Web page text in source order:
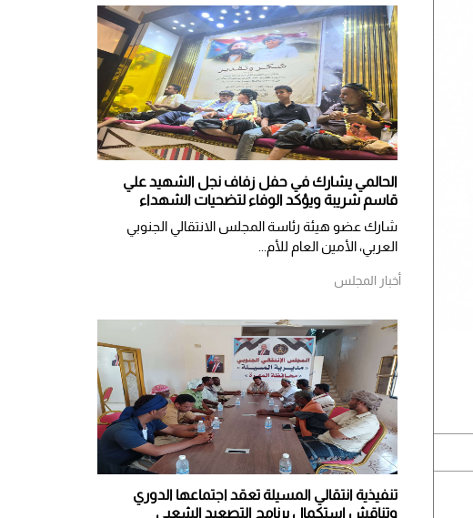
الحالمي يشارك في حفل زفاف نجل الشهيد علي
قاسم شريبة ويؤكد الوفاء لتضحيات الشهداء
شارك عضو هيئة رئاسة المجلس الانتقالي الجنوبي
العربي، الأمين العام للأم...
أخبار المجلس
تنفيذية انتقالي المسيلة تعقد اجتماعها الدوري
وتناقش استكمال برنامج التصعيد الشعبي